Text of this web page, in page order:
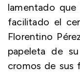
lamentado
facilitado el
Florentino
papeleta de
cromos de sus